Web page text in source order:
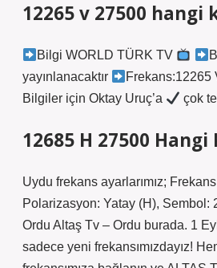
12265 v 27500 hangi
Bilgi WORLD TÜRK TV
yayınlanacaktır
Frekans:12265
Bilgiler için Oktay Uruç’a
çok
12685 H 27500 Hangi
Uydu frekans ayarlarımız;
Polarizasyon: Yatay (H), Sembol:
Ordu Altaş Tv – Ordu burada. 1
sadece yeni frekansımızdayız!